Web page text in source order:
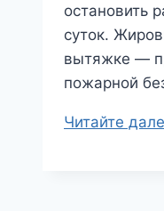
остановить
суток.
вытяжке —
пожарной
Читайте